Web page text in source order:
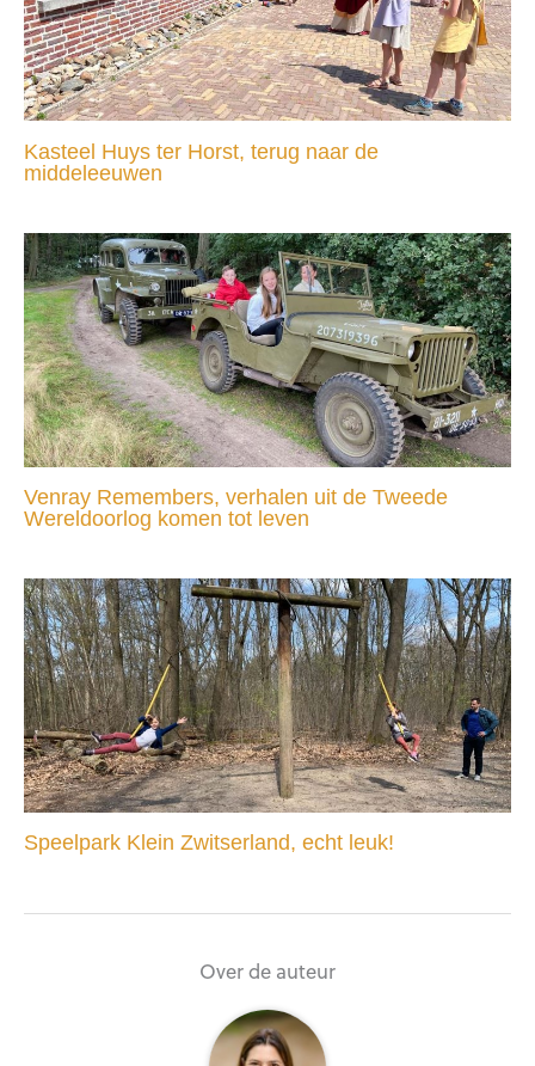
Kasteel Huys ter Horst, terug naar de
middeleeuwen
Venray Remembers, verhalen uit de Tweede
Wereldoorlog komen tot leven
Speelpark Klein Zwitserland, echt leuk!
Over de auteur